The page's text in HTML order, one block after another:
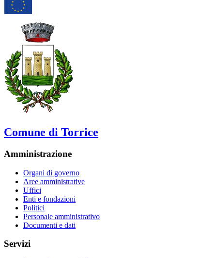
Comune di Torrice
Amministrazione
Organi di governo
Aree amministrative
Uffici
Enti e fondazioni
Politici
Personale amministrativo
Documenti e dati
Servizi